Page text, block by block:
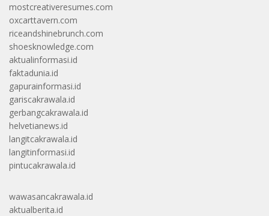
mostcreativeresumes.com
oxcarttavern.com
riceandshinebrunch.com
shoesknowledge.com
aktualinformasi.id
faktadunia.id
gapurainformasi.id
gariscakrawala.id
gerbangcakrawala.id
helvetianews.id
langitcakrawala.id
langitinformasi.id
pintucakrawala.id
wawasancakrawala.id
aktualberita.id